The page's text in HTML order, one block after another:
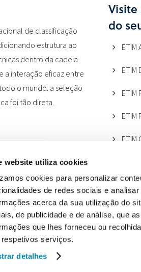
website utiliza cookies
cookies para personalizar
de redes sociais e
acerca da sua utilização do
de publicidade e de análise, que
que lhes forneceu ou
serviços.
detalhes
de classificação
estrutura ao
dentro da cadeia
a interação eficaz entre
o mundo: a seleção
foi tão direta.
Visite
do
ETIM
ETIM
ETIM
ETIM
ETIM
ETIM
ETIM